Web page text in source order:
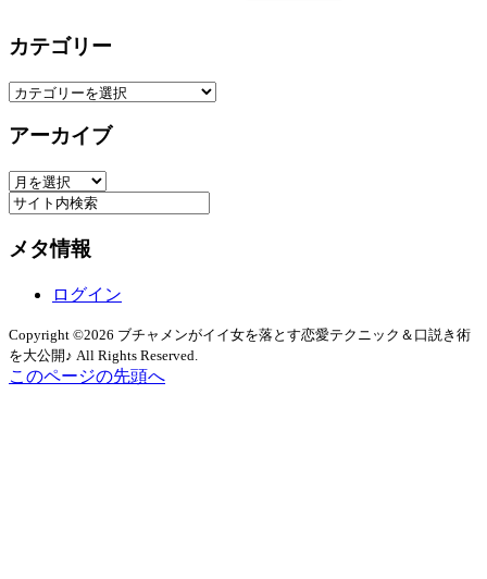
カテゴリー
カ
ゴ
ー
アーカイブ
ア
ー
イ
メタ情報
ログイン
Copyright ©2026 ブチャメンがイイ女を落とす恋愛テクニック＆口説き術
を大公開♪ All Rights Reserved.
このページの先頭へ